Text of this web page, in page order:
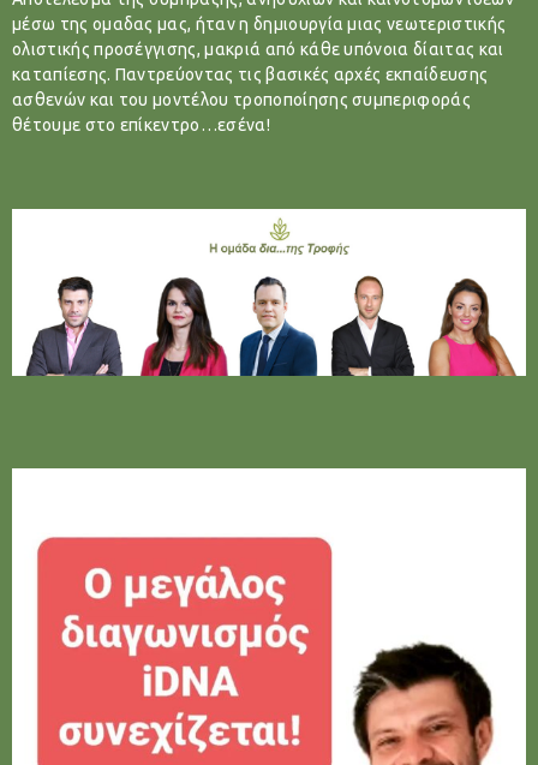
μέσω της ομαδας μας, ήταν η δημιουργία μιας νεωτεριστικής
ολιστικής προσέγγισης, μακριά από κάθε υπόνοια δίαιτας και
καταπίεσης. Παντρεύοντας τις βασικές αρχές εκπαίδευσης
ασθενών και του μοντέλου τροποποίησης συμπεριφοράς
θέτουμε στο επίκεντρο…εσένα!